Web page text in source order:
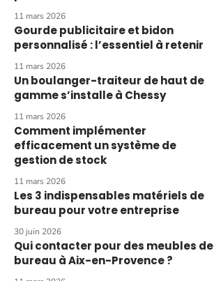
11 mars 2026
Gourde publicitaire et bidon
personnalisé : l’essentiel à retenir
11 mars 2026
Un boulanger-traiteur de haut de
gamme s’installe à Chessy
11 mars 2026
Comment implémenter
efficacement un système de
gestion de stock
11 mars 2026
Les 3 indispensables matériels de
bureau pour votre entreprise
30 juin 2026
Qui contacter pour des meubles de
bureau à Aix-en-Provence ?